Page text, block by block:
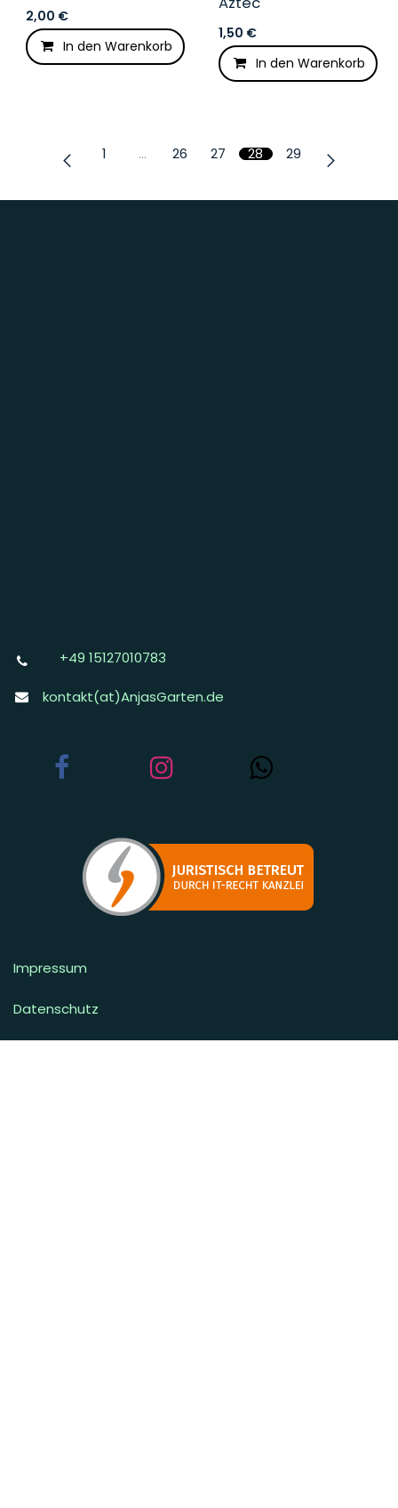
2,00 €
In den Warenkorb
Auf die Wunschliste
1,50 €
In den Warenkorb
1 … 26 27 28 29
+49 15127010783
kontakt(at)AnjasGarten.de
Impressum
Datenschutz